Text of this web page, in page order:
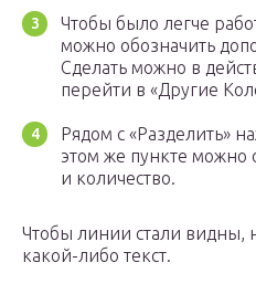
Чтобы было легче
можно обозначить
Сделать можно в
перейти в «Другие
Рядом с «Разделить»
этом же пункте можно
и количество.
Чтобы линии стали видны,
какой-либо текст.